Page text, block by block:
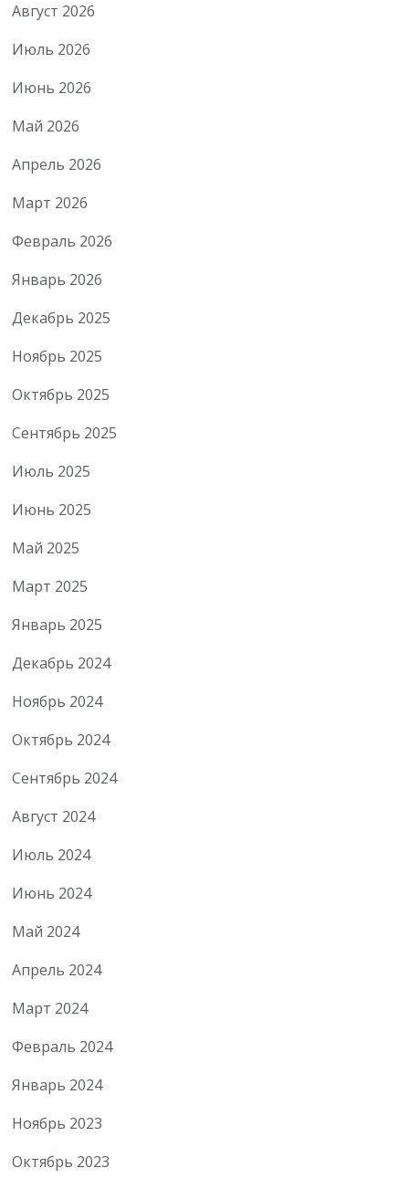
Август 2026
Июль 2026
Июнь 2026
Май 2026
Апрель 2026
Март 2026
Февраль 2026
Январь 2026
Декабрь 2025
Ноябрь 2025
Октябрь 2025
Сентябрь 2025
Июль 2025
Июнь 2025
Май 2025
Март 2025
Январь 2025
Декабрь 2024
Ноябрь 2024
Октябрь 2024
Сентябрь 2024
Август 2024
Июль 2024
Июнь 2024
Май 2024
Апрель 2024
Март 2024
Февраль 2024
Январь 2024
Ноябрь 2023
Октябрь 2023